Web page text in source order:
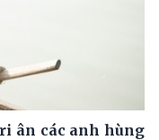
ân các anh hùng